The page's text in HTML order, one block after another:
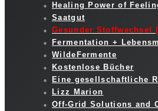
Healing Power of
Saatgut
Gesunder Stoffwechsel
Fermentation +
WildeFermente
Kostenlose Bücher
Eine gesellschaftliche
Lizz Marion
Off-Grid Solutions and